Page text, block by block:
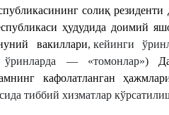
солиқ резиденти
ҳудудида доимий
вакиллари, кейинги
ўринларда — «томонлар»)
кафолатланган
тиббий хизматлар